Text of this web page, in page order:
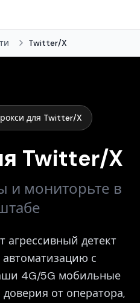
Twitter/X
для Twitter/X
Twitter/X
и мониторьте в
агрессивный детект
автоматизацию с
4G/5G мобильные
от оператора,